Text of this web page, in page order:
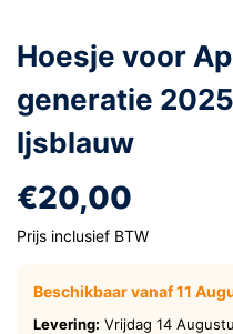
Hoesje voor
generatie
Ijsblauw
Prijs inclusief BTW
Beschikbaar vanaf 11
Levering: Vrijdag 14
€20,00